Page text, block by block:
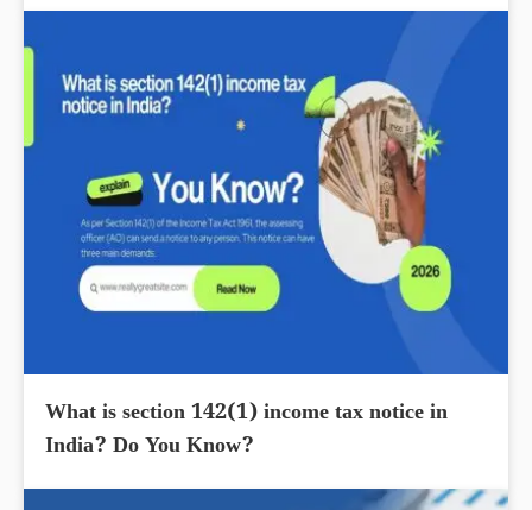
What is section 142(1) income tax notice in
India? Do You Know?